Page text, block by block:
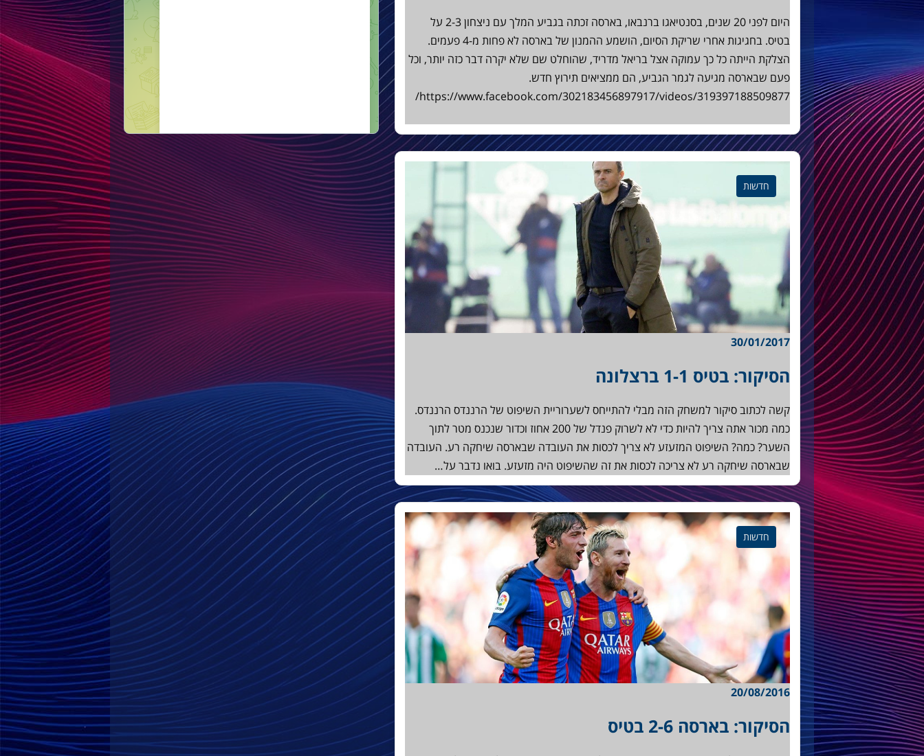
היום לפני 20 שנים, בסנטיאגו ברנבאו, בארסה זכתה בגביע המלך עם ניצחון 2-3 על
בטיס. בחגיגות אחרי שריקת הסיום, הושמע ההמנון של בארסה לא פחות מ-4 פעמים.
הצלקת הייתה כל כך עמוקה אצל בריאל מדריד, שהוחלט שם שלא יקרה דבר כזה יותר, וכל
פעם שבארסה מגיעה לגמר הגביע, הם ממציאים תירוץ חדש.
https://www.facebook.com/302183456897917/videos/319397188509877/
חדשות
30/01/2017
הסיקור: בטיס 1-1 ברצלונה
קשה לכתוב סיקור למשחק הזה מבלי להתייחס לשערוריית השיפוט של הרננדס הרננדס.
כמה מכור אתה צריך להיות כדי לא לשרוק פנדל של 200 אחוז וכדור שנכנס מטר לתוך
השער? כמה? השיפוט המזעזע לא צריך לכסות את העובדה שבארסה שיחקה רע. העובדה
שבארסה שיחקה רע לא צריכה לכסות את זה שהשיפוט היה מזעזע. בואו נדבר על…
חדשות
20/08/2016
הסיקור: בארסה 2-6 בטיס